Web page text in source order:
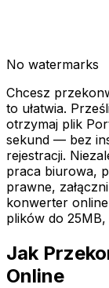
No watermarks
Chcesz
to ułatwia.
otrzymaj plik
sekund — bez
rejestracji.
praca biurowa,
prawne,
konwerter
plików do
Jak
Online